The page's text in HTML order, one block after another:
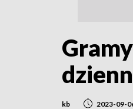
kb 2023-09-